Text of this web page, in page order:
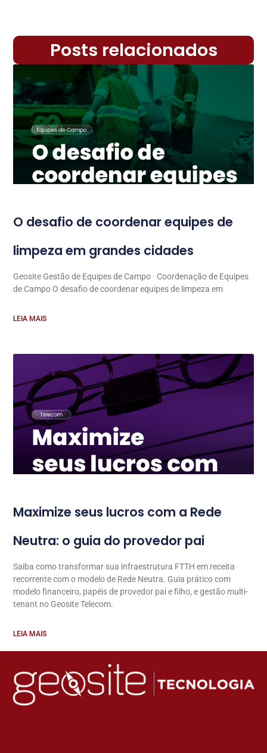
Posts relacionados
O desafio de coordenar equipes de
limpeza em grandes cidades
Geosite Gestão de Equipes de Campo · Coordenação de Equipes
de Campo O desafio de coordenar equipes de limpeza em
LEIA MAIS
Maximize seus lucros com a Rede
Neutra: o guia do provedor pai
Saiba como transformar sua infraestrutura FTTH em receita
recorrente com o modelo de Rede Neutra. Guia prático com
modelo financeiro, papéis de provedor pai e filho, e gestão multi-
tenant no Geosite Telecom.
LEIA MAIS